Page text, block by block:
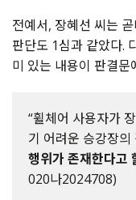
전예서, 장혜선 씨는
판단도 1심과 같았다.
미 있는 내용이 판결문
“휠체어 사용자가
기 어려운 승강장의
행위가 존재한다고
020나2024708)